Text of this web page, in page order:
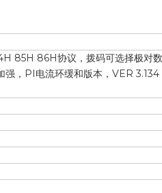
86H协议，拨码可选择极对数
，PI电流环缓和版本，VER 3.134